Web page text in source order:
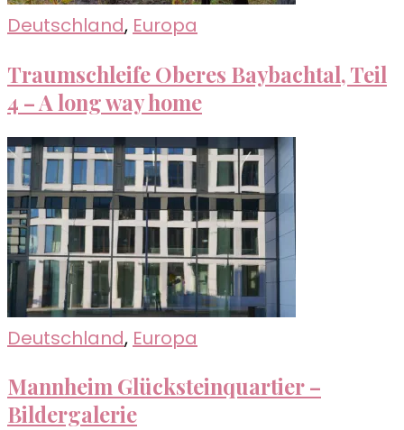
Deutschland, Europa
Traumschleife Oberes Baybachtal, Teil
4 – A long way home
Deutschland, Europa
Mannheim Glücksteinquartier –
Bildergalerie